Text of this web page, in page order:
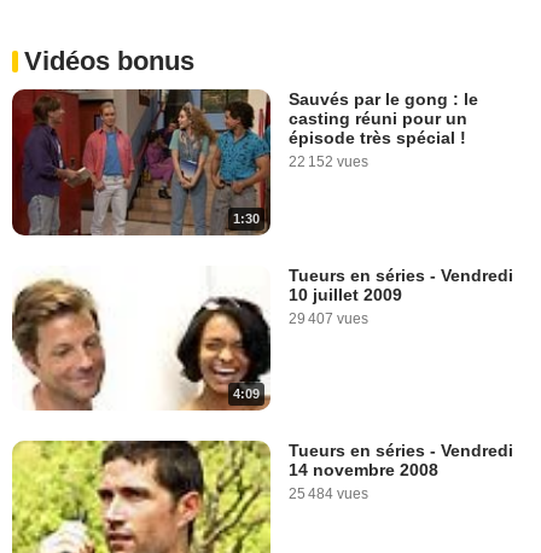
Vidéos bonus
1:30
Sauvés par le gong : le
casting réuni pour un
épisode très spécial !
22 152 vues
4:09
Tueurs en séries - Vendredi
10 juillet 2009
29 407 vues
Tueurs en séries - Vendredi
14 novembre 2008
25 484 vues